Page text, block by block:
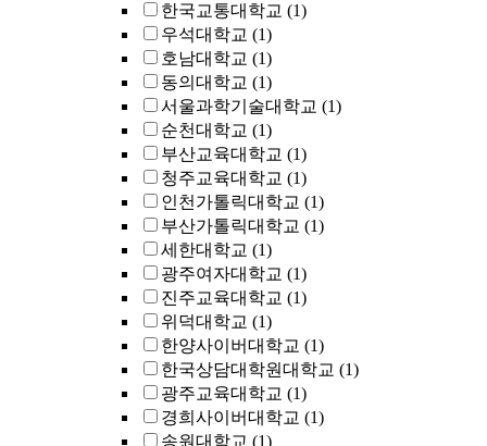
한국교통대학교 (1)
우석대학교 (1)
호남대학교 (1)
동의대학교 (1)
서울과학기술대학교 (1)
순천대학교 (1)
부산교육대학교 (1)
청주교육대학교 (1)
인천가톨릭대학교 (1)
부산가톨릭대학교 (1)
세한대학교 (1)
광주여자대학교 (1)
진주교육대학교 (1)
위덕대학교 (1)
한양사이버대학교 (1)
한국상담대학원대학교 (1)
광주교육대학교 (1)
경희사이버대학교 (1)
송원대학교 (1)